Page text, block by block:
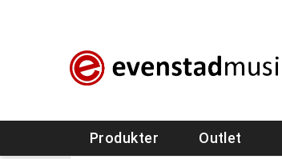
Produkter Outlet